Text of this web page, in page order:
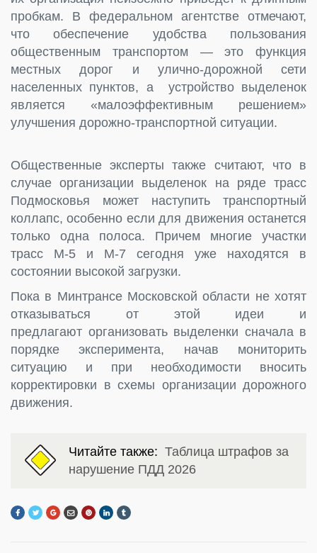
пробкам. В федеральном агентстве отмечают,
что обеспечение удобства пользования
общественным транспортом — это функция
местных дорог и улично-дорожной сети
населенных пунктов, а устройство выделенок
является «малоэффективным решением»
улучшения дорожно-транспортной ситуации.
Общественные эксперты также считают, что в
случае организации выделенок на ряде трасс
Подмосковья может наступить транспортный
коллапс, особенно если для движения останется
только одна полоса. Причем многие участки
трасс М-5 и М-7 сегодня уже находятся в
состоянии высокой загрузки.
Пока в Минтрансе Московской области не хотят
отказываться от этой идеи и
предлагают организовать выделенки сначала в
порядке эксперимента, начав
мониторить
ситуацию и при необходимости вносить
корректировки в схемы организации дорожного
движения.
Читайте также: Таблица штрафов за
нарушение ПДД 2026